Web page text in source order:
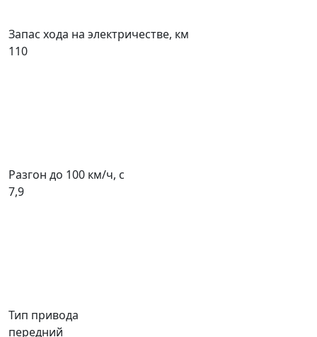
Запас хода на электричестве, км
110
Разгон до 100 км/ч, с
7,9
Тип привода
передний